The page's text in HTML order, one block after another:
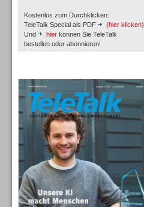
Kostenlos zum Durchklicken:
TeleTalk Special als PDF
(hier klicken)
Und
hier können Sie TeleTalk
bestellen oder abonnieren!
Inbound